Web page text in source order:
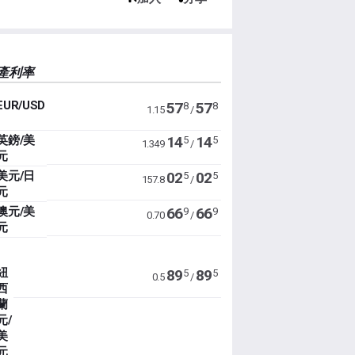
利率
USD 1.15578/578
鎊/美
1.349 145/ 145
元/日
157.8 025/ 025
元/美
0.70 669/ 669
/
0.5 895/ 895